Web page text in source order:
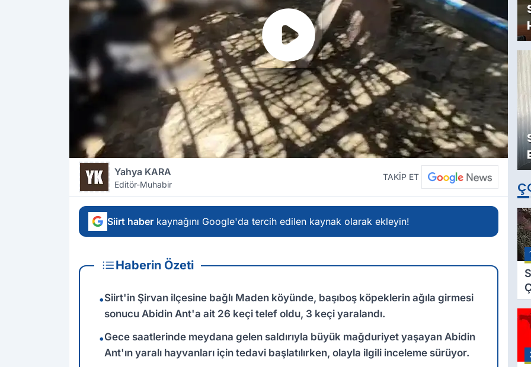
Yahya KARA
Editör-Muhabir
TAKİP ET
Siirt haber kaynağını Google'da tercih edilen kaynak olarak ekleyin!
Haberin Özeti
•Siirt'in Şirvan ilçesine bağlı Maden köyünde, başıboş köpeklerin ağıla girmesi
sonucu Abidin Ant'a ait 26 keçi telef oldu, 3 keçi yaralandı.
•Gece saatlerinde meydana gelen saldırıyla büyük mağduriyet yaşayan Abidin
Ant'ın yaralı hayvanları için tedavi başlatılırken, olayla ilgili inceleme sürüyor.